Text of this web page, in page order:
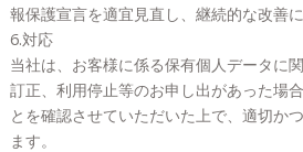
報保護宣言を適宜見直し、継続的な改善
6.対応
当社は、お客様に係る保有個人データに
訂正、利用停止等のお申し出があった場
とを確認させていただいた上で、適切か
ます。